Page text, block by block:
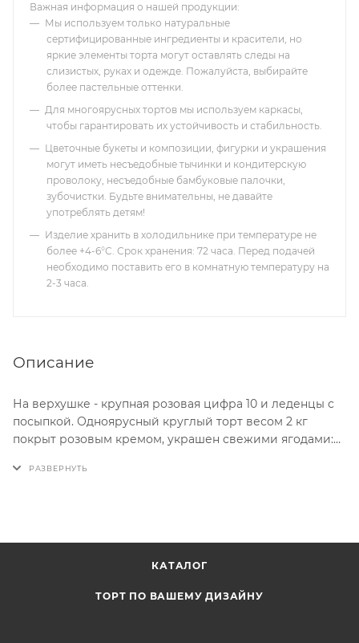
Важная информация о нашей продукции:
Мы используем только натуральные
сертифицированные ингредиенты и красители, но
яркие элементы торта могут оставлять следы на
слизистых, руках и одежде. Пожалуйста, выбирайте
более пастельные оттенки.
Для многоярусных тортов мы используем каркасы,
чтобы гарантировать их устойчивость и стабильность.
Цветочные букеты и композиции, фигурки и украшения
могут иметь несъедобные тычинки и кондитерскую
проволоку, несъедобные бамбуковые палочки,
зубочистки. Будьте внимательны, не давайте
употреблять детям!
Изделие хранить в холодильнике при температуре не
более +4-6°С. Срок хранения: 72 часа. Перед подачей
необходимо поставить его в комнатную температуру на
2-3 часа.
Описание
На верхушке - крупная розовая цифра 10 и леденцы с
посыпкой. Одноярусный круглый торт весом 2 кг
покрыт розовым кремом, украшен свежими ягодами:
акцент - розовые кремовые розетки и леденцы в тон.
КАТАЛОГ
ТОРТ ПО ВАШЕМУ ДИЗАЙНУ